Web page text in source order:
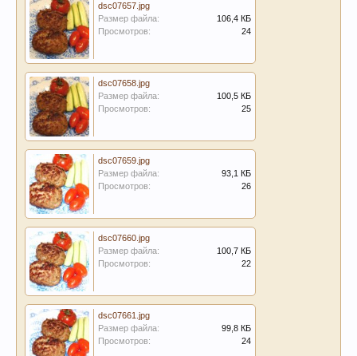
dsc07657.jpg
Размер файла:
106,4 КБ
Просмотров:
24
dsc07658.jpg
Размер файла:
100,5 КБ
Просмотров:
25
dsc07659.jpg
Размер файла:
93,1 КБ
Просмотров:
26
dsc07660.jpg
Размер файла:
100,7 КБ
Просмотров:
22
dsc07661.jpg
Размер файла:
99,8 КБ
Просмотров:
24